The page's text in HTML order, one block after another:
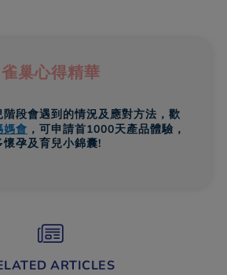
雀巢心得精華
段會遇到的情況及應對方法，歡
媽會 ，可申請首1000天產品體驗，
孕及育兒小錦囊!
ARTICLES